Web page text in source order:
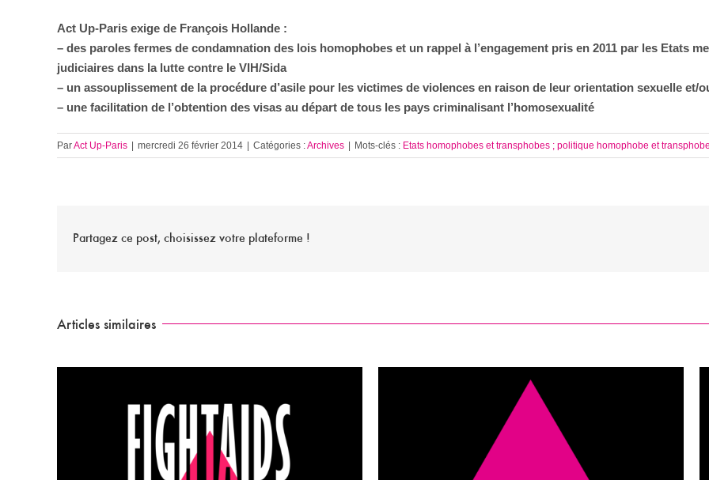
Act Up-Paris exige de François Hollande :
– des paroles fermes de condamnation des lois homophobes et un rappel à l’engagement pris en 2011 par les Etats
judiciaires dans la lutte contre le VIH/Sida
– un assouplissement de la procédure d’asile pour les victimes de violences en raison de leur orientation sexuelle et/
– une facilitation de l’obtention des visas au départ de tous les pays criminalisant l’homosexualité
ParAct Up-Paris | mercredi 26 février 2014 | Catégories :Archives | Mots-clés : Etats homophobes et transphobes ; politique homophobe et transphobe
Partagez ce post, choisissez votre plateforme !
Articles similaires